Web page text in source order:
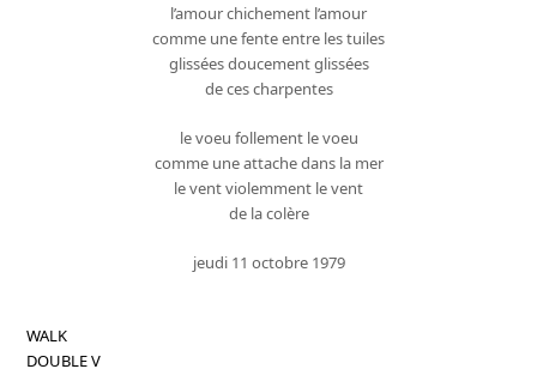
l’amour chichement l’amour
comme une fente entre les tuiles
glissées doucement glissées
de ces charpentes
le voeu follement le voeu
comme une attache dans la mer
le vent violemment le vent
de la colère
jeudi 11 octobre 1979
WALK
DOUBLE V